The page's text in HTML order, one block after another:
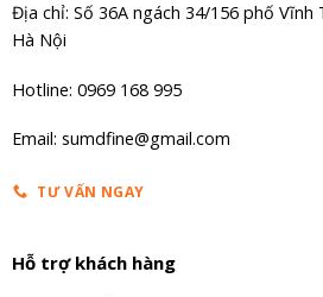
Địa chỉ: Số 36A ngách 34/156 phố
Hà Nội
Hotline: 0969 168 995
Email: sumdfine@gmail.com
TƯ VẤN NGAY
Hỗ trợ khách hàng